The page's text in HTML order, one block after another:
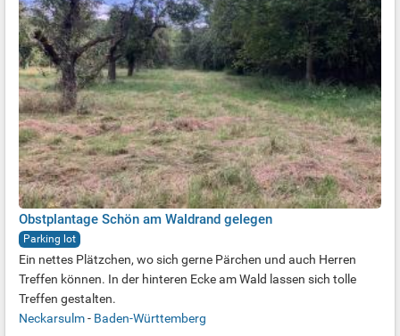
Obstplantage Schön am Waldrand gelegen
Parking lot
Ein nettes Plätzchen, wo sich gerne Pärchen und auch Herren
Treffen können. In der hinteren Ecke am Wald lassen sich tolle
Treffen gestalten.
Neckarsulm- Baden-Württemberg